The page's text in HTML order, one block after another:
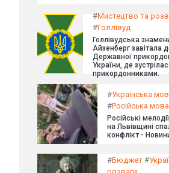
#Мистецтво та
#Голлівуд
Голлівудська
Айзенберг завітала
Державної
України, де
прикордонниками.
#Українська
#Російська мова
Російські
на Львівщині
конфлікт -
#Бюджет #